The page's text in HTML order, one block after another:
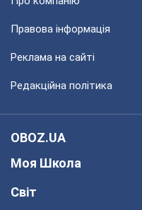
Правова інформація
Реклама на сайті
Редакційна політика
OBOZ.UA
Моя Школа
Світ